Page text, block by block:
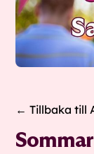
← Tillbaka till